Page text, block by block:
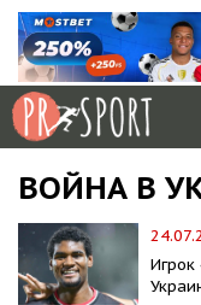
ВОЙНА В
Игрок